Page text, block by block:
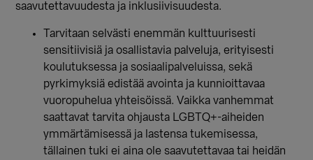
saavutettavuudesta ja inklusiivisuudesta.
Tarvitaan selvästi enemmän kulttuurisesti
sensitiivisiä ja osallistavia palveluja, erityisesti
koulutuksessa ja sosiaalipalveluissa, sekä
pyrkimyksiä edistää avointa ja kunnioittavaa
vuoropuhelua yhteisöissä. Vaikka vanhemmat
saattavat tarvita ohjausta LGBTQ+-aiheiden
ymmärtämisessä ja lastensa tukemisessa,
tällainen tuki ei aina ole saavutettavaa tai heidän